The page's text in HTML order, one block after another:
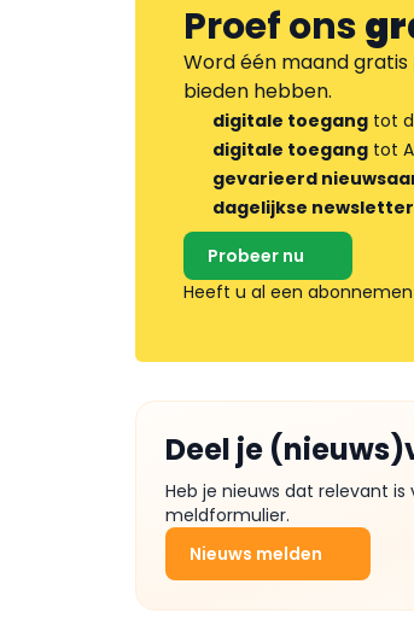
Proef ons
Word één maand gratis
bieden hebben.
digitale toegang tot
digitale toegang tot
gevarieerd
dagelijkse newsletter
Probeer nu
Heeft u al een
Deel je
Heb je nieuws dat relevant
meldformulier.
Nieuws melden